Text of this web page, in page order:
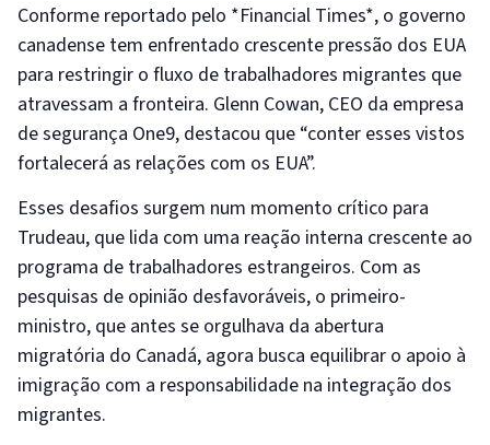
Conforme reportado pelo *Financial Times*, o governo
canadense tem enfrentado crescente pressão dos EUA
para restringir o fluxo de trabalhadores migrantes que
atravessam a fronteira. Glenn Cowan, CEO da empresa
de segurança One9, destacou que “conter esses vistos
fortalecerá as relações com os EUA”.
Esses desafios surgem num momento crítico para
Trudeau, que lida com uma reação interna crescente ao
programa de trabalhadores estrangeiros. Com as
pesquisas de opinião desfavoráveis, o primeiro-
ministro, que antes se orgulhava da abertura
migratória do Canadá, agora busca equilibrar o apoio à
imigração com a responsabilidade na integração dos
migrantes.